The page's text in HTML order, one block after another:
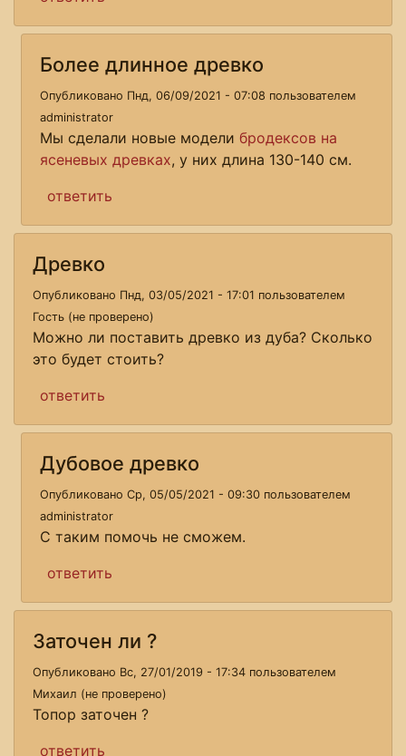
Более длинное древко
Опубликовано Пнд, 06/09/2021 - 07:08 пользователем
administrator
Мы сделали новые модели бродексов на
ясеневых древках, у них длина 130-140 см.
ответить
Древко
Опубликовано Пнд, 03/05/2021 - 17:01 пользователем
Гость (не проверено)
Можно ли поставить древко из дуба? Сколько
это будет стоить?
ответить
Дубовое древко
Опубликовано Ср, 05/05/2021 - 09:30 пользователем
administrator
С таким помочь не сможем.
ответить
Заточен ли ?
Опубликовано Вс, 27/01/2019 - 17:34 пользователем
Михаил (не проверено)
Топор заточен ?
ответить